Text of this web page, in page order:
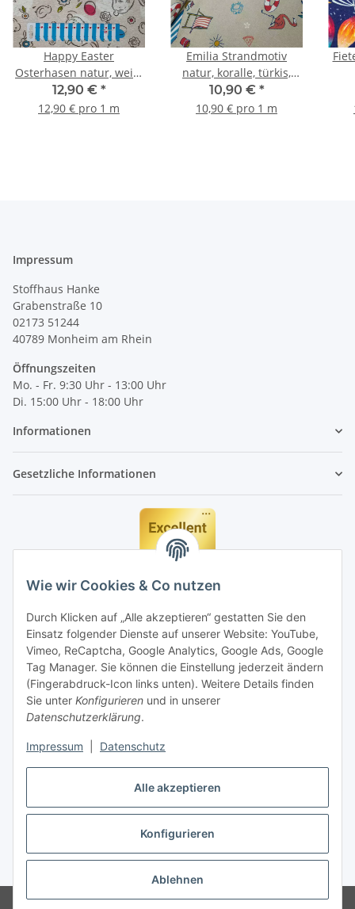
Alle akzeptieren
Konfigurieren
Ablehnen
Wie wir Cookies & Co nutzen
Durch Klicken auf „Alle akzeptieren“ gestatten Sie den
Einsatz folgender Dienste auf unserer Website: YouTube,
Vimeo, ReCaptcha, Google Analytics, Google Ads, Google
Tag Manager. Sie können die Einstellung jederzeit ändern
(Fingerabdruck-Icon links unten). Weitere Details finden
Sie unter Konfigurieren und in unserer
Datenschutzerklärung.
Impressum Datenschutz
Happy Easter
Osterhasen natur, weiß,
orange, kiwi, rot, türkis
12,90 € *
12,90 € pro 1 m
Emilia Strandmotiv
natur, koralle, türkis,
orange, weiß
10,90 € *
10,90 € pro 1 m
Impressum
Stoffhaus Hanke
Grabenstraße 10
02173 51244
40789 Monheim am Rhein
Öffnungszeiten
Mo. - Fr. 9:30 Uhr - 13:00 Uhr
Di. 15:00 Uhr - 18:00 Uhr
Informationen
Gesetzliche Informationen
* Alle Preise inkl. gesetzlicher MwSt., zzgl.